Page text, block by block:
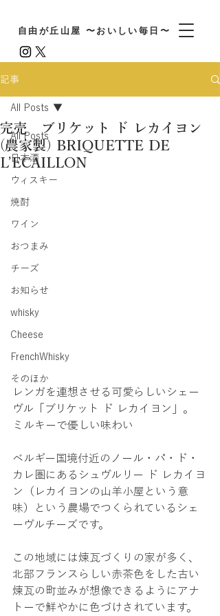
自由が丘山屋 〜おいしい毎日〜
記事
All Posts
日本酒
ウィスキー
焼酎
ワイン
おつまみ
チーズ
お知らせ
whisky
Cheese
FrenchWhisky
そのほか
All Posts
完売 ブリケット ド レカイヨン
(農家製) BRIQUETTE DE
L’ECAILLON
レンガを連想させる可愛らしいシェー
ヴル「ブリケット ド レカイヨン」。
ミルキーで優しい味わい
ベルギー国境付近のノール・パ・ド・
カレ圏にあるシュヴルリー ド レカイヨ
ン（レカイヨンの山羊小屋という意
味）という農場でつくられているシェ
ーヴルチーズです。
この地域には煉瓦づくりの家が多く、
北部フランスらしい赤茶色をした古い
煉瓦の町並みが想像できるようにアナ
トーで鮮やかに色づけされています。